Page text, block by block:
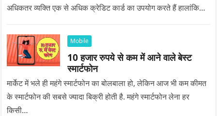
अधिकतर व्यक्ति एक से अधिक क्रेडिट कार्ड का उपयोग करते हैं हालांकि…
Mobile
10 हजार रुपये से कम में आने वाले बेस्ट
स्मार्टफोन
मार्केट में भले ही महंगे स्मार्टफोन का बोलबाला हो, लेकिन आज भी कम कीमत
के स्मार्टफोन की सबसे ज्यादा बिक्री होती है. महंगे स्मार्टफोन लेना हर
किसी…